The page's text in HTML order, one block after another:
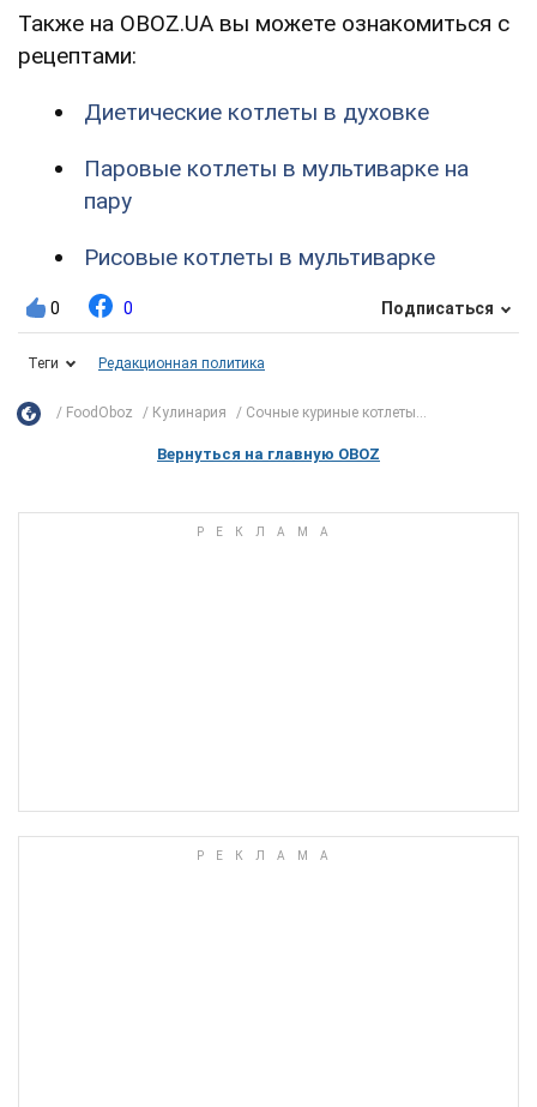
Также на OBOZ.UA вы можете ознакомиться с
рецептами:
Диетические котлеты в духовке
Паровые котлеты в мультиварке на
пару
Рисовые котлеты в мультиварке
0 0 Подписаться
Теги Редакционная политика
FoodOboz Кулинария Сочные куриные котлеты...
Вернуться на главную OBOZ